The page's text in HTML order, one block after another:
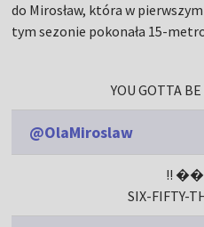
do Mirosław, która w
tym sezonie pokonała 15-
YOU GOTTA
@OlaMiroslaw
!!
SIX-FIFTY-